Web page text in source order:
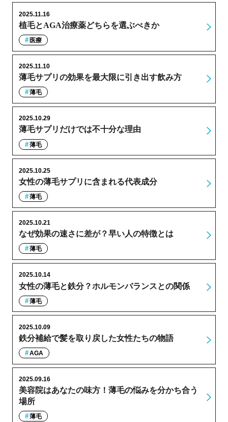
植毛とAGA治療薬どちらを選ぶべきか
2025.11.16
医療
薄毛サプリの効果を最大限に引き出す飲み方
2025.11.10
薄毛
薄毛サプリだけでは不十分な理由
2025.10.29
薄毛
女性の薄毛サプリに含まれる代表成分
2025.10.25
薄毛
なぜ効果の速さに差が？早い人の特徴とは
2025.10.21
薄毛
女性の薄毛と鉄分？ホルモンバランスとの関係
2025.10.14
薄毛
鉄分補給で髪を取り戻した女性たちの物語
2025.10.09
AGA
美容院はあなたの味方！薄毛の悩みを分かち合う
場所
2025.09.16
薄毛